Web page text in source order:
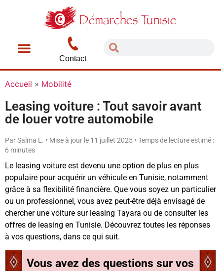
Contact
Accueil » Mobilité
Leasing voiture : Tout savoir avant
de louer votre automobile
Par Salma L. • Mise à jour le 11 juillet 2025 • Temps de lecture estimé :
6 minutes
Le leasing voiture est devenu une option de plus en plus
populaire pour acquérir un véhicule en Tunisie, notamment
grâce à sa flexibilité financière. Que vous soyez un particulier
ou un professionnel, vous avez peut-être déjà envisagé de
chercher une voiture sur leasing Tayara ou de consulter les
offres de leasing en Tunisie. Découvrez toutes les réponses
à vos questions, dans ce qui suit.
Vous avez des questions survos